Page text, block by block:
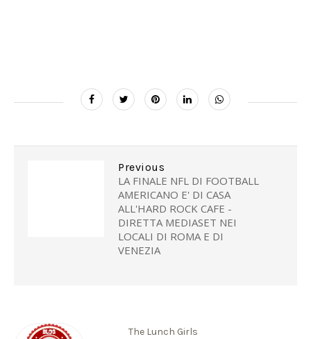
Previous
LA FINALE NFL DI FOOTBALL
AMERICANO E' DI CASA
ALL'HARD ROCK CAFE -
DIRETTA MEDIASET NEI
LOCALI DI ROMA E DI
VENEZIA
The Lunch Girls